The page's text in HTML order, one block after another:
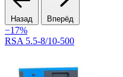
Назад Вперёд
−17%
RSA 5.5-8/10-500